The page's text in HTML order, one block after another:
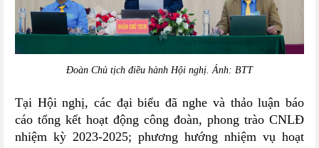
Đoàn Chủ tịch điều hành Hội nghị. Ảnh: BTT
Tại Hội nghị, các đại biểu đã nghe và thảo luận báo
cáo tổng kết hoạt động công đoàn, phong trào CNLĐ
nhiệm kỳ 2023-2025; phương hướng nhiệm vụ hoạt